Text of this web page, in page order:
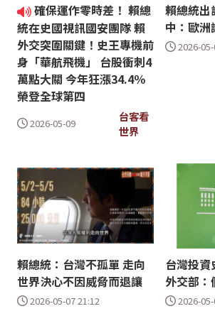
確保運作零時差！ 賴總
統在史國視訊國安團隊 賴
外交突圍關鍵！史王專機前
身「華航飛機」 台股衝刺4
萬點大關 今年狂漲34.4％
榮登全球第四
2026-05-09
台客看
世界
賴總統出
中：歐
2026-
賴總統：台灣不孤單 走向
世界決心不因威脅而退讓
2026-05-07 21:12
台灣投資
外交部：
2026-